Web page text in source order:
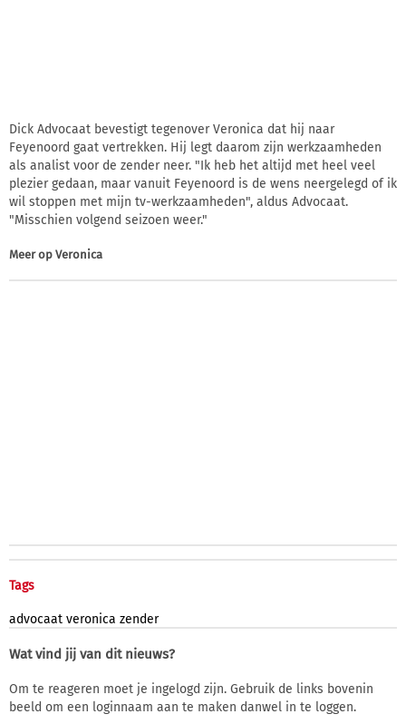
Dick Advocaat bevestigt tegenover Veronica dat hij naar
Feyenoord gaat vertrekken. Hij legt daarom zijn werkzaamheden
als analist voor de zender neer. "Ik heb het altijd met heel veel
plezier gedaan, maar vanuit Feyenoord is de wens neergelegd of ik
wil stoppen met mijn tv-werkzaamheden", aldus Advocaat.
"Misschien volgend seizoen weer."
Meer op Veronica
Tags
advocaat veronica zender
Wat vind jij van dit nieuws?
Om te reageren moet je ingelogd zijn. Gebruik de links bovenin
beeld om een loginnaam aan te maken danwel in te loggen.